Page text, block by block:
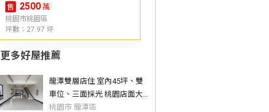
售 2500 萬
桃園市桃園區
坪數：27.97 坪
更多好屋推薦
龍潭雙層店住 室內45坪、雙
車位、三面採光 桃園店面大
樓
桃園市 龍潭區